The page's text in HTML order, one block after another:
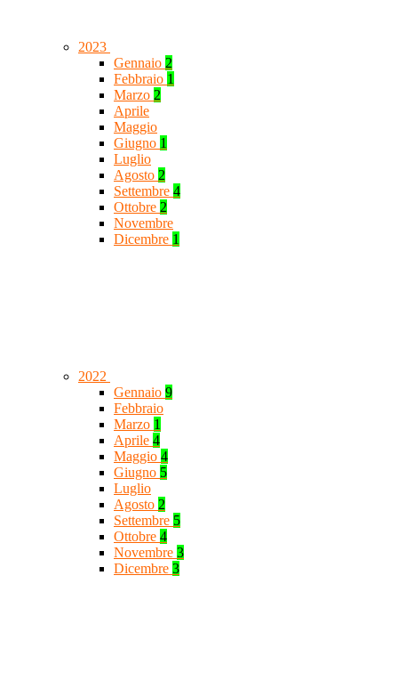
2023
Gennaio 2
Febbraio 1
Marzo 2
Aprile
Maggio
Giugno 1
Luglio
Agosto 2
Settembre 4
Ottobre 2
Novembre
Dicembre 1
2022
Gennaio 9
Febbraio
Marzo 1
Aprile 4
Maggio 4
Giugno 5
Luglio
Agosto 2
Settembre 5
Ottobre 4
Novembre 3
Dicembre 3